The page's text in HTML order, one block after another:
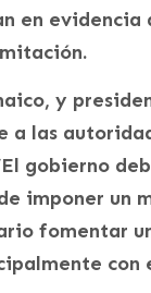
en evidencia
y
a las
gobierno
imponer un
fomentar
con